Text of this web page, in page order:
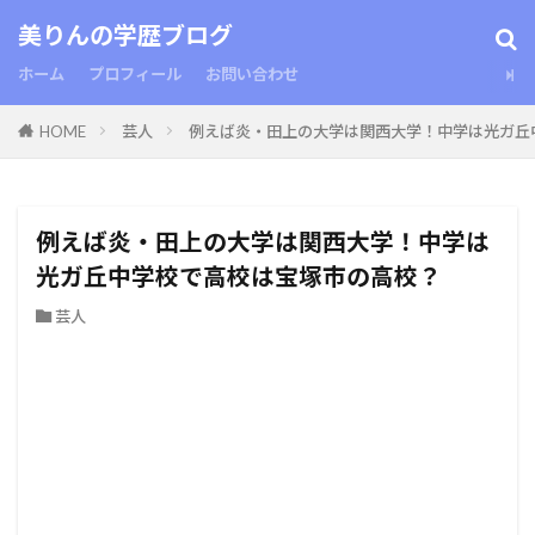
美りんの学歴ブログ
ホーム プロフィール お問い合わせ
HOME 芸人 例えば炎・田上の大学は関西大学！中学は光ガ
例えば炎・田上の大学は関西大学！中学は
光ガ丘中学校で高校は宝塚市の高校？
芸人